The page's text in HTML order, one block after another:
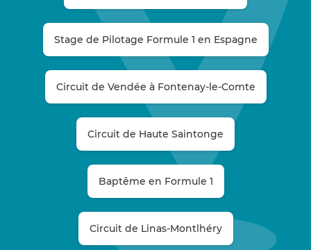
Stage de Pilotage Formule 1 en Espagne
Circuit de Vendée à Fontenay-le-Comte
Circuit de Haute Saintonge
Baptême en Formule 1
Circuit de Linas-Montlhéry